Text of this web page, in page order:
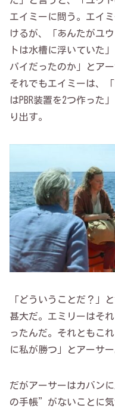
エイミーに問う。エイ
けるが、「あんたがユ
トは水槽に浮いていた
パイだったのか」とアー
それでもエイミーは、
はPBR装置を2つ作った
り出す。
「どういうことだ？」
甚大だ。エミリーはそ
ったんだ。それともこ
に私が勝つ」とアーサー
だがアーサーはカバン
の手帳”がないことに気